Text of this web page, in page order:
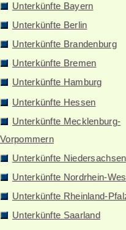
Unterkünfte Bayern
Unterkünfte Berlin
Unterkünfte Brandenburg
Unterkünfte Bremen
Unterkünfte Hamburg
Unterkünfte Hessen
Unterkünfte Mecklenburg-
Vorpommern
Unterkünfte Niedersachsen
Unterkünfte Nordrhein-
Unterkünfte Rheinland-
Unterkünfte Saarland